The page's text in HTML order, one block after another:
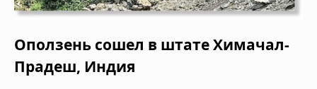
Оползень сошел в штате Химачал-
Прадеш, Индия